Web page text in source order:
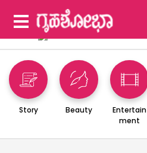
Story Beauty
Entertain
ment